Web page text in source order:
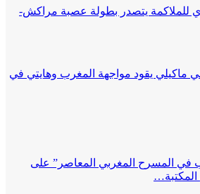
للملاكمة يتصدر بطولة عصبة مراكش-
ماكيلي يقود مواجهة المغرب وهايتي في
في المسرح المغربي المعاصر” على